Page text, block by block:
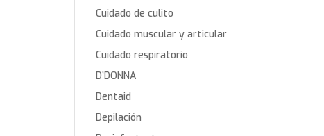
Cuidado de culito
Cuidado muscular y articular
Cuidado respiratorio
D’DONNA
Dentaid
Depilación